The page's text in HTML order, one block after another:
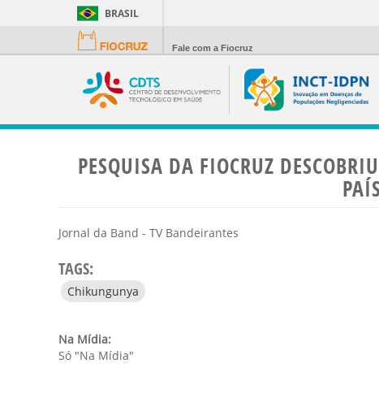
BRASIL
Fale com a Fiocruz
PESQUISA DA FIOCRUZ
Jornal da Band - TV Bandeirantes
TAGS:
Chikungunya
Na Mídia:
Só "Na Mídia"